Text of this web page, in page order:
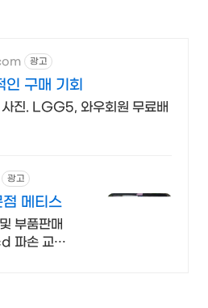
광고
구매 기회
사진. LGG5, 와우회원 무료배
광고
메티스
부품판매
파손 교체